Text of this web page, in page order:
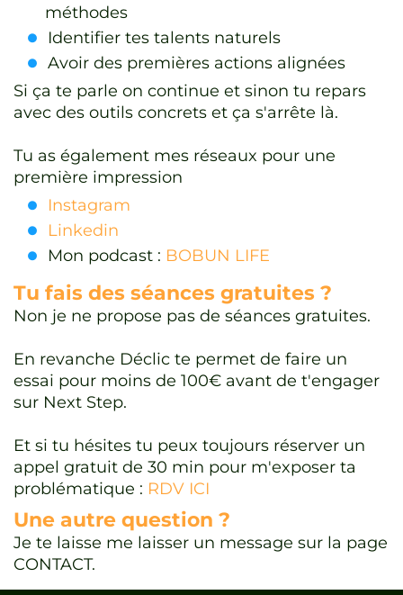
méthodes
Identifier tes talents naturels
Avoir des premières actions alignées
Si ça te parle on continue et sinon tu repars
avec des outils concrets et ça s'arrête là.
Tu as également mes réseaux pour une
première impression
Instagram
Linkedin
Mon podcast : BOBUN LIFE
Tu fais des séances gratuites ?
Non je ne propose pas de séances gratuites.
En revanche Déclic te permet de faire un
essai pour moins de 100€ avant de t'engager
sur Next Step.
Et si tu hésites tu peux toujours réserver un
appel gratuit de 30 min pour m'exposer ta
problématique : RDV ICI
Une autre question ?
Je te laisse me laisser un message sur la page
CONTACT.